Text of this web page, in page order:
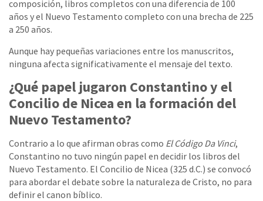
composición, libros completos con una diferencia de 100
años y el Nuevo Testamento completo con una brecha de 225
a 250 años.
Aunque hay pequeñas variaciones entre los manuscritos,
ninguna afecta significativamente el mensaje del texto.
¿Qué papel jugaron Constantino y el
Concilio de Nicea en la formación del
Nuevo Testamento?
Contrario a lo que afirman obras como El Código Da Vinci,
Constantino no tuvo ningún papel en decidir los libros del
Nuevo Testamento. El Concilio de Nicea (325 d.C.) se convocó
para abordar el debate sobre la naturaleza de Cristo, no para
definir el canon bíblico.